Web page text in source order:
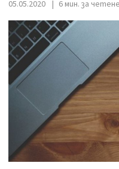
05.05.2020 6 мин. за четене